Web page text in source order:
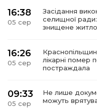
16:38
05 сер
Засідання
селищної
знищене житло
16:26
05 сер
лікарні помер
постраждала
09:33
05 сер
Не лише
можуть